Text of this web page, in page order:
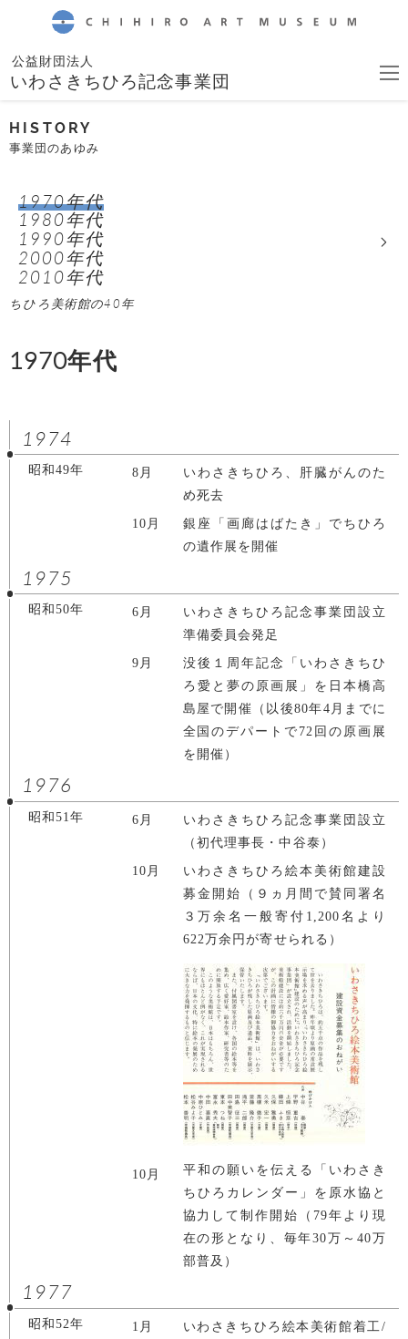
公益財団法人
いわさきちひろ記念事業団
HISTORY
事業団のあゆみ
1970年代
1980年代
1990年代
2000年代
2010年代
ちひろ美術館の40年
1970年代
1974
昭和49年 8月
いわさきちひろ、肝臓がんのた
め死去
10月
銀座「画廊はばたき」でちひろ
の遺作展を開催
1975
昭和50年 6月
いわさきちひろ記念事業団設立
準備委員会発足
9月
没後１周年記念「いわさきちひ
ろ愛と夢の原画展」を日本橋高
島屋で開催（以後80年4月までに
全国のデパートで72回の原画展
を開催）
1976
昭和51年 6月
いわさきちひろ記念事業団設立
（初代理事長・中谷泰）
10月
いわさきちひろ絵本美術館建設
募金開始（９ヵ月間で賛同署名
３万余名一般寄付1,200名より
622万余円が寄せられる）
10月
平和の願いを伝える「いわさき
ちひろカレンダー」を原水協と
協力して制作開始（79年より現
在の形となり、毎年30万～40万
部普及）
1977
昭和52年 1月
いわさきちひろ絵本美術館着工/